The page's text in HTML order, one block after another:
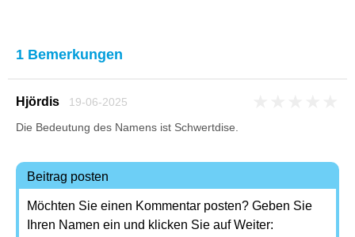
1 Bemerkungen
Hjördis 19-06-2025
Die Bedeutung des Namens ist Schwertdise.
Beitrag posten
Möchten Sie einen Kommentar posten? Geben Sie
Ihren Namen ein und klicken Sie auf Weiter: